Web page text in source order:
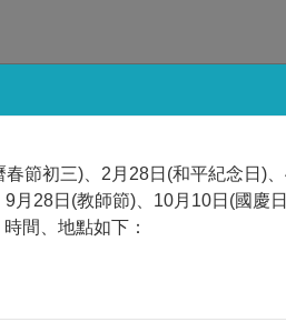
定時定點暫停收運，夜間沿街
節初三)、2月28日(和平紀念日)
月28日(教師節)、10月10日(國慶
間、地點如下：